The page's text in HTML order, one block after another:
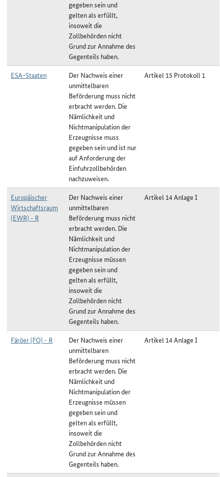
gegeben sein und
gelten als erfüllt,
insoweit die
Zollbehörden nicht
Grund zur Annahme des
Gegenteils haben.
ESA-Staaten
Der Nachweis einer
unmittelbaren
Beförderung muss nicht
erbracht werden. Die
Nämlichkeit und
Nichtmanipulation der
Erzeugnisse muss
gegeben sein und ist nur
auf Anforderung der
Einfuhrzollbehörden
nachzuweisen.
Artikel 15 Protokoll 1
Europäischer
Wirtschaftsraum
(EWR) - R
Der Nachweis einer
unmittelbaren
Beförderung muss nicht
erbracht werden. Die
Nämlichkeit und
Nichtmanipulation der
Erzeugnisse müssen
gegeben sein und
gelten als erfüllt,
insoweit die
Zollbehörden nicht
Grund zur Annahme des
Gegenteils haben.
Artikel 14 Anlage I
Färöer (FO) - R
Der Nachweis einer
unmittelbaren
Beförderung muss nicht
erbracht werden. Die
Nämlichkeit und
Nichtmanipulation der
Erzeugnisse müssen
gegeben sein und
gelten als erfüllt,
insoweit die
Zollbehörden nicht
Grund zur Annahme des
Gegenteils haben.
Artikel 14 Anlage I